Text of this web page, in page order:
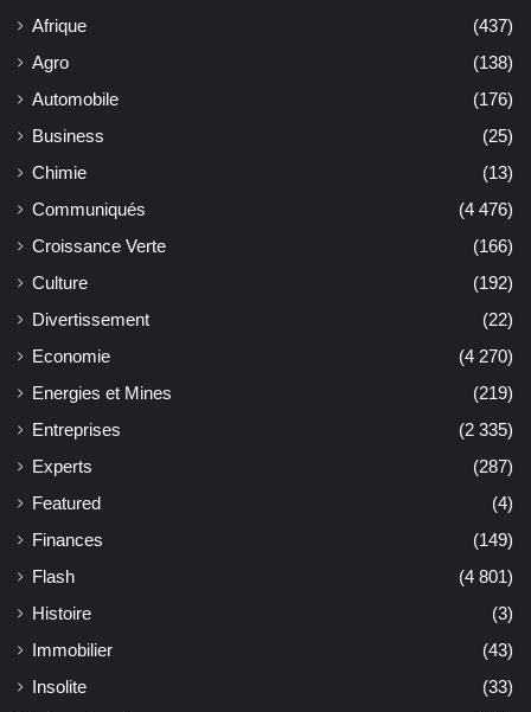
Afrique
(437)
Agro
(138)
Automobile
(176)
Business
(25)
Chimie
(13)
Communiqués
(4 476)
Croissance Verte
(166)
Culture
(192)
Divertissement
(22)
Economie
(4 270)
Energies et Mines
(219)
Entreprises
(2 335)
Experts
(287)
Featured
(4)
Finances
(149)
Flash
(4 801)
Histoire
(3)
Immobilier
(43)
Insolite
(33)